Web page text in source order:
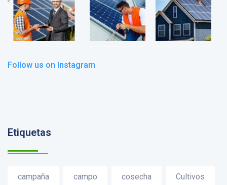
Follow us on Instagram
Etiquetas
campaña campo cosecha Cultivos